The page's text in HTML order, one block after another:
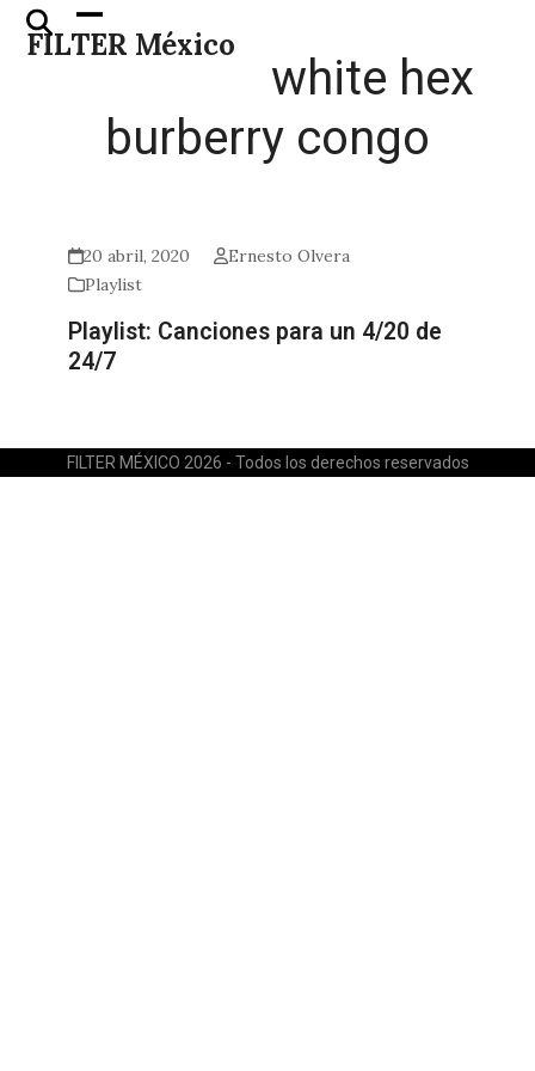
Skip
FILTER México
Open
mobile
Close
mobile
white hex
burberry congo
20 abril, 2020
Ernesto Olvera
Playlist
Playlist: Canciones para un 4/20 de
24/7
FILTER MÉXICO 2026 - Todos los derechos reservados